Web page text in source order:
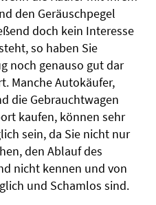
den Geräuschpegel
doch kein Interesse
so haben Sie
noch genauso gut dar
Manche Autokäufer,
die Gebrauchtwagen
kaufen, können sehr
sein, da Sie nicht nur
den Ablauf des
nicht kennen und von
und Schamlos sind.